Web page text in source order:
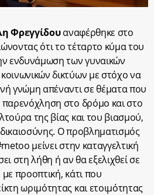
Φρεγγίδουαναφέρθηκε στο
ότι το τέταρτο κύμα του
ενδυνάμωση των γυναικών
δικτύων με στόχο να
γνώμη απέναντι σε θέματα που
στο δρόμο και στο
της βίας και του βιασμού,
Ο προβληματισμός
μείνει στην καταγγελτική
στη λήθη ή αν θα εξελιχθεί σε
προοπτική, κάτι που
ωριμότητας και ετοιμότητας